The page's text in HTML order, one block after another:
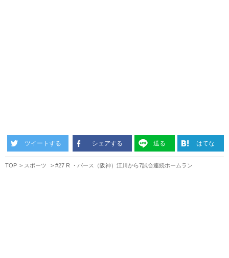
ツイートする シェアする 送る はてな
TOP スポーツ #27 R ・バース（阪神）江川から7試合連続ホームラン